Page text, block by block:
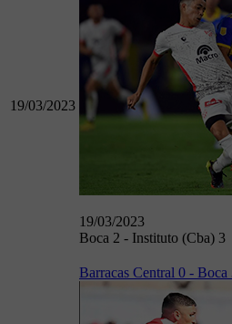
19/03/2023
19/03/2023
Boca 2 - Instituto (Cba) 3
Barracas Central 0 - Boca